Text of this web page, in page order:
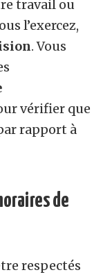
travail ou
l’exercez,
. Vous
vérifier que
rapport à
de
respectés